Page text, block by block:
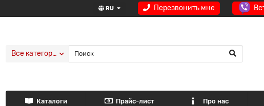
Перезвонить мне
RU
Все категории
Каталоги Прайс-лист Про нас